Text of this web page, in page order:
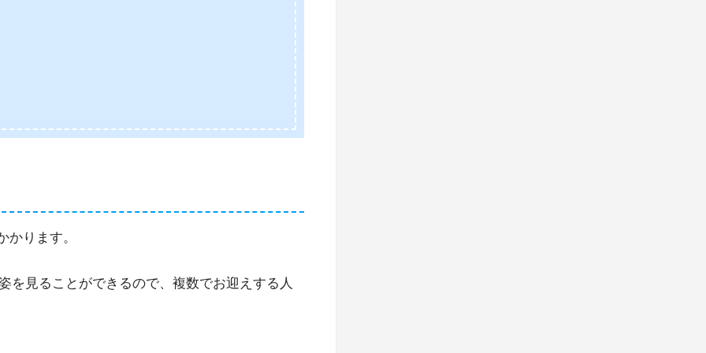
かります。
を見ることができるので、複数でお迎えする人